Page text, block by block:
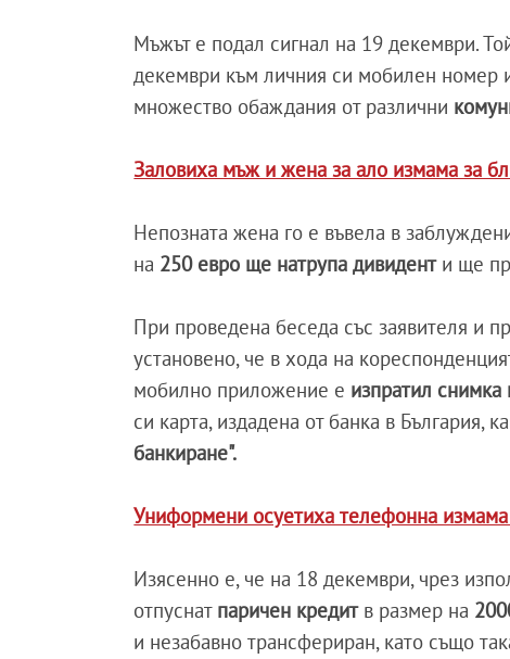
Мъжът е подал сигнал на 19 декември.
декември към личния си мобилен номер
множество обаждания от различни
Заловиха мъж и жена за ало измама за
Непозната жена го е въвела в
на 250 евро ще натрупа дивиденти ще
При проведена беседа със заявителя и
установено, че в хода на
мобилно приложение е изпратил снимка
си карта, издадена от банка в България,
банкиране".
Униформени осуетиха телефонна
Изясенно е, че на 18 декември, чрез
отпуснат паричен кредитв размер на
и незабавно трансфериран, като също